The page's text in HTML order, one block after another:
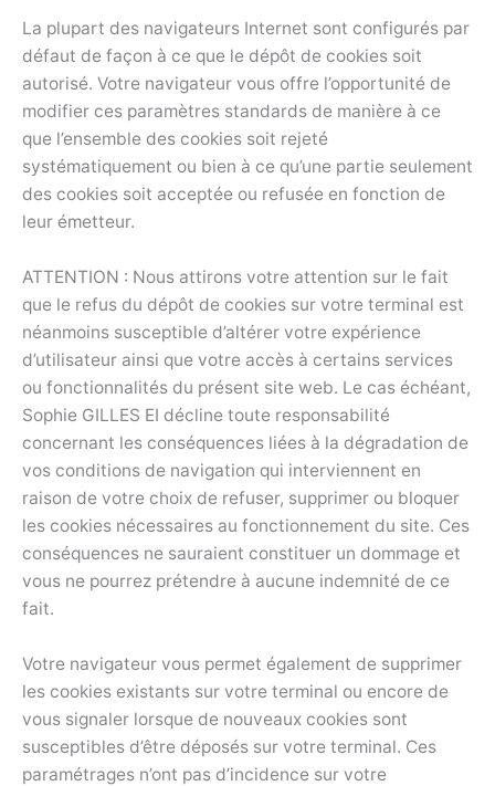
La plupart des navigateurs Internet sont configurés par
défaut de façon à ce que le dépôt de cookies soit
autorisé. Votre navigateur vous offre l’opportunité de
modifier ces paramètres standards de manière à ce
que l’ensemble des cookies soit rejeté
systématiquement ou bien à ce qu’une partie seulement
des cookies soit acceptée ou refusée en fonction de
leur émetteur.
ATTENTION : Nous attirons votre attention sur le fait
que le refus du dépôt de cookies sur votre terminal est
néanmoins susceptible d’altérer votre expérience
d’utilisateur ainsi que votre accès à certains services
ou fonctionnalités du présent site web. Le cas échéant,
Sophie GILLES EI décline toute responsabilité
concernant les conséquences liées à la dégradation de
vos conditions de navigation qui interviennent en
raison de votre choix de refuser, supprimer ou bloquer
les cookies nécessaires au fonctionnement du site. Ces
conséquences ne sauraient constituer un dommage et
vous ne pourrez prétendre à aucune indemnité de ce
fait.
Votre navigateur vous permet également de supprimer
les cookies existants sur votre terminal ou encore de
vous signaler lorsque de nouveaux cookies sont
susceptibles d’être déposés sur votre terminal. Ces
paramétrages n’ont pas d’incidence sur votre